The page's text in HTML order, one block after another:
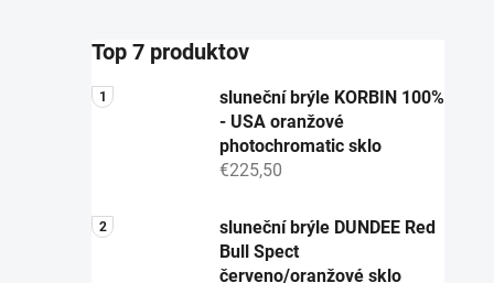
Top 7 produktov
sluneční brýle KORBIN 100%
- USA oranžové
photochromatic sklo
€225,50
sluneční brýle DUNDEE Red
Bull Spect
červeno/oranžové sklo